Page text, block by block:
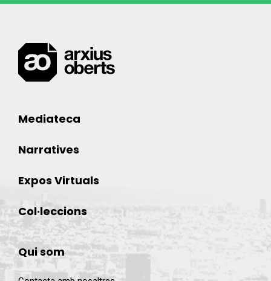
Mediateca
Narratives
Expos Virtuals
Col·leccions
Qui som